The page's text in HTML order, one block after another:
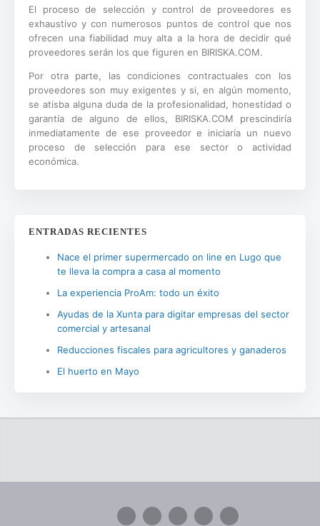
El proceso de selección y control de proveedores es
exhaustivo y con numerosos puntos de control que nos
ofrecen una fiabilidad muy alta a la hora de decidir qué
proveedores serán los que figuren en BIRISKA.COM.
Por otra parte, las condiciones contractuales con los
proveedores son muy exigentes y si, en algún momento,
se atisba alguna duda de la profesionalidad, honestidad o
garantía de alguno de ellos, BIRISKA.COM prescindiría
inmediatamente de ese proveedor e iniciaría un nuevo
proceso de selección para ese sector o actividad
económica.
ENTRADAS RECIENTES
Nace el primer supermercado on line en Lugo que
te lleva la compra a casa al momento
La experiencia ProAm: todo un éxito
Ayudas de la Xunta para digitar empresas del sector
comercial y artesanal
Reducciones fiscales para agricultores y ganaderos
El huerto en Mayo